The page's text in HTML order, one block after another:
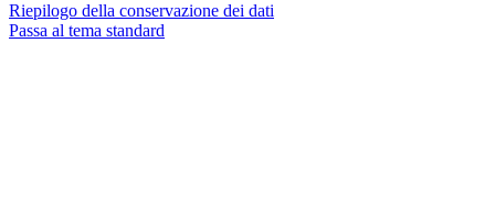
Riepilogo della conservazione dei dati
Passa al tema standard